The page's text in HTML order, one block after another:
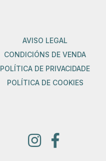
AVISO LEGAL
CONDICIÓNS DE VENDA
POLÍTICA DE PRIVACIDADE
POLÍTICA DE COOKIES